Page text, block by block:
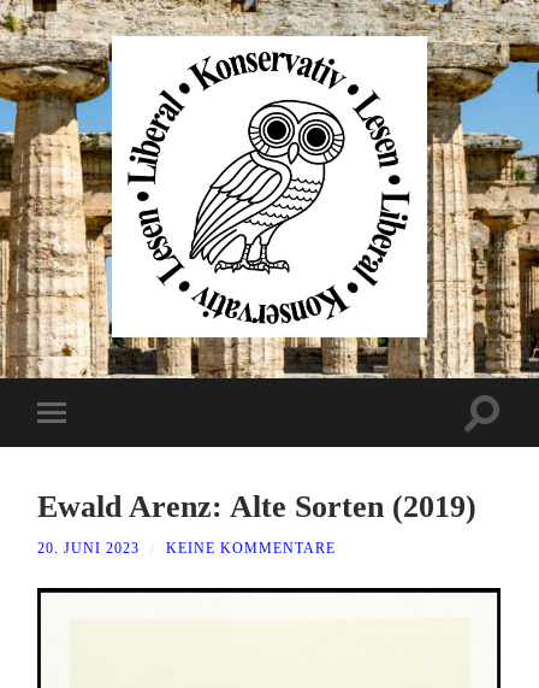
Liberal
Konservativ
Lesen
Menü
Ewald Arenz: Alte Sorten (2019)
20. JUNI 2023 KEINE KOMMENTARE